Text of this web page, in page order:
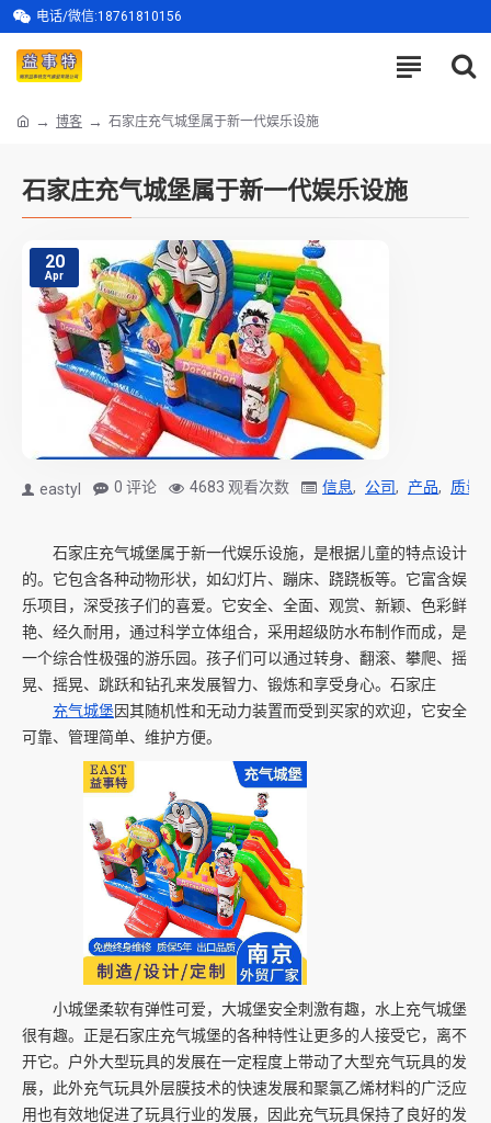
电话/微信:18761810156
博客 石家庄充气城堡属于新一代娱乐设施
石家庄充气城堡属于新一代娱乐设施
20
Apr
eastyl 0 评论 4683 观看次数 信息, 公司, 产品, 质量
石家庄充气城堡属于新一代娱乐设施，是根据儿童的特点设计
的。它包含各种动物形状，如幻灯片、蹦床、跷跷板等。它富含娱
乐项目，深受孩子们的喜爱。它安全、全面、观赏、新颖、色彩鲜
艳、经久耐用，通过科学立体组合，采用超级防水布制作而成，是
一个综合性极强的游乐园。孩子们可以通过转身、翻滚、攀爬、摇
晃、摇晃、跳跃和钻孔来发展智力、锻炼和享受身心。石家庄
充气城堡 因其随机性和无动力装置而受到买家的欢迎，它安全
可靠、管理简单、维护方便。
小城堡柔软有弹性可爱，大城堡安全刺激有趣，水上充气城堡
很有趣。正是石家庄充气城堡的各种特性让更多的人接受它，离不
开它。户外大型玩具的发展在一定程度上带动了大型充气玩具的发
展，此外充气玩具外层膜技术的快速发展和聚氯乙烯材料的广泛应
用也有效地促进了玩具行业的发展，因此充气玩具保持了良好的发